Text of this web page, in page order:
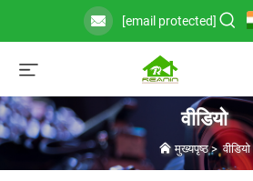
[email protected]
वीडियो
मुख्यपृष्ठ>वीडियो